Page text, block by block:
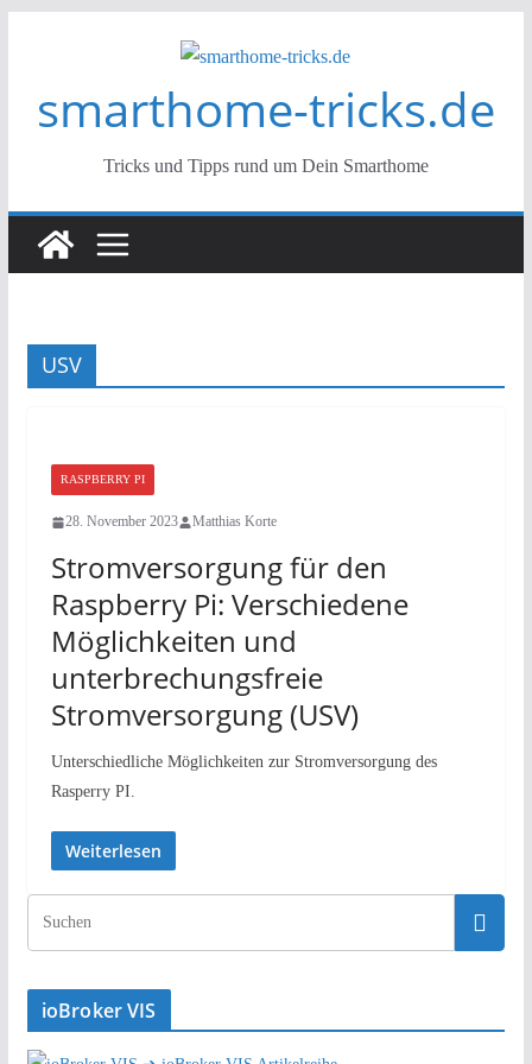
smarthome-tricks.de
Tricks und Tipps rund um Dein Smarthome
USV
RASPBERRY PI
28. November 2023 Matthias Korte
Stromversorgung für den
Raspberry Pi: Verschiedene
Möglichkeiten und
unterbrechungsfreie
Stromversorgung (USV)
Unterschiedliche Möglichkeiten zur Stromversorgung des
Rasperry PI.
Weiterlesen
ioBroker VIS